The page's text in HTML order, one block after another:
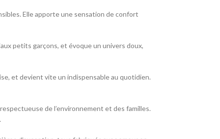
Elle apporte une sensation de confort
petits garçons, et évoque un univers doux,
et devient vite un indispensable au quotidien.
de l’environnement et des familles.